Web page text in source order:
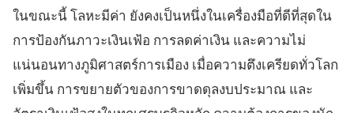
ในขณะนี้ โลหะมีค่า ยังคงเป็นหนึ่งในเครื่องมือที่ดีที่สุดใน
การป้องกันภาวะเงินเฟ้อ การลดค่าเงิน และความไม่
แน่นอนทางภูมิศาสตร์การเมือง เมื่อความตึงเครียดทั่วโลก
เพิ่มขึ้น การขยายตัวของการขาดดุลงบประมาณ และ